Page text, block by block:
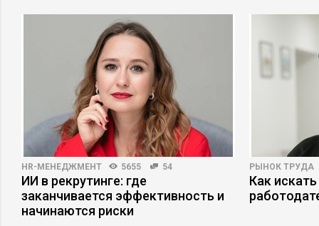
HR-МЕНЕДЖМЕНТ 5655 54
ИИ в рекрутинге: где
заканчивается эффективность и
начинаются риски
РЫНОК ТРУДА
Как